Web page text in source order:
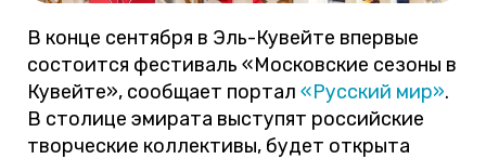
В конце сентября в Эль-Кувейте впервые
состоится фестиваль «Московские сезоны в
Кувейте», сообщает портал «Русский мир».
В столице эмирата выступят российские
творческие коллективы, будет открыта